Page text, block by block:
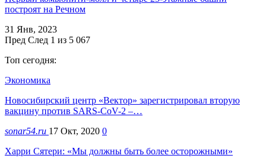
построят на Речном
31 Янв, 2023
Пред След 1 из 5 067
Топ сегодня:
Экономика
Новосибирский центр «Вектор» зарегистрировал вторую
вакцину против SARS-CoV-2 –…
sonar54.ru 17 Окт, 2020 0
Харри Сятери: «Мы должны быть более осторожными»